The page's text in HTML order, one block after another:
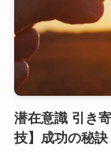
潜在意識 引き
技】成功の秘訣